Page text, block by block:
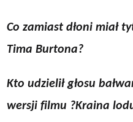
Co zamiast dłoni miał
Tima Burtona?
Kto udzielił głosu
wersji filmu ?Kraina